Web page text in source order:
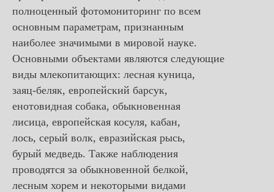
полноценный фотомониторинг по всем
основным параметрам, признанным
наиболее значимыми в мировой науке.
Основными объектами являются следующие
виды млекопитающих: лесная куница,
заяц-беляк, европейский барсук,
енотовидная собака, обыкновенная
лисица, европейская косуля, кабан,
лось, серый волк, евразийская рысь,
бурый медведь. Также наблюдения
проводятся за обыкновенной белкой,
лесным хорем и некоторыми видами